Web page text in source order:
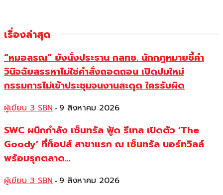
เรื่องล่าสุด
“หมอสรณ” ยังนั่งประธาน กสทช. นักกฎหมายชี้คำ
วินิจฉัยสรรหาไม่ใช่คำสั่งถอดถอน เปิดปมใหม่
กรรมการไม่เข้าประชุมจนงานสะดุด ใครรับผิด
ผู้เขียน 3 SBN - 9 สิงหาคม 2026
SWC ผนึกกำลัง เซ็นทรัล ฟู้ด รีเทล เปิดตัว ‘The
Goody’ ที่ท็อปส์ สาขาแรก ณ เซ็นทรัล นอร์ทวิลล์
พร้อมรุกตลาด...
ผู้เขียน 3 SBN - 9 สิงหาคม 2026